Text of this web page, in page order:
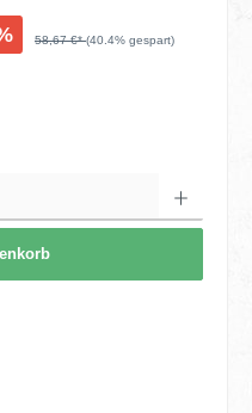
58,67 €*(40.4% gespart)